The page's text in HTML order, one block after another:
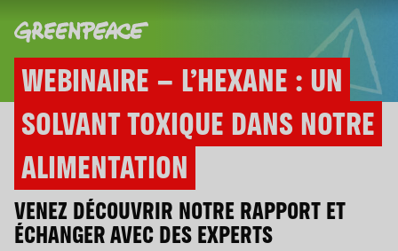
WEBINAIRE – L’HEXANE : UN
SOLVANT TOXIQUE DANS NOTRE
ALIMENTATION
VENEZ DÉCOUVRIR NOTRE RAPPORT ET
ÉCHANGER AVEC DES EXPERTS